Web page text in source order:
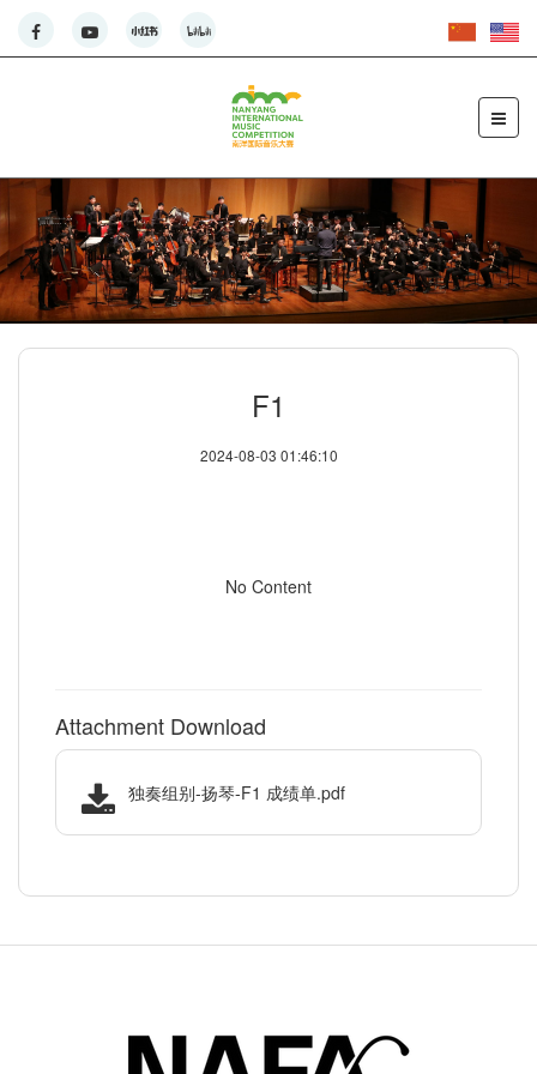
F1
2024-08-03 01:46:10
No Content
Attachment Download
独奏组别-扬琴-F1 成绩单.pdf